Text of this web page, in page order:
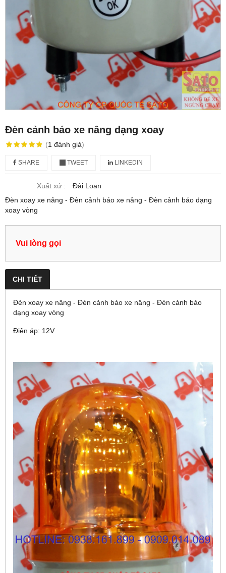
Đèn cảnh báo xe nâng dạng xoay
(1 đánh giá)
SHARE TWEET LINKEDIN
Xuất xứ :
Đài Loan
Đèn xoay xe nâng - Đèn cảnh báo xe nâng - Đèn cảnh báo dạng
xoay vòng
Vui lòng gọi
CHI TIẾT
Đèn xoay xe nâng - Đèn cảnh báo xe nâng - Đèn cảnh báo
dạng xoay vòng
Điện áp: 12V